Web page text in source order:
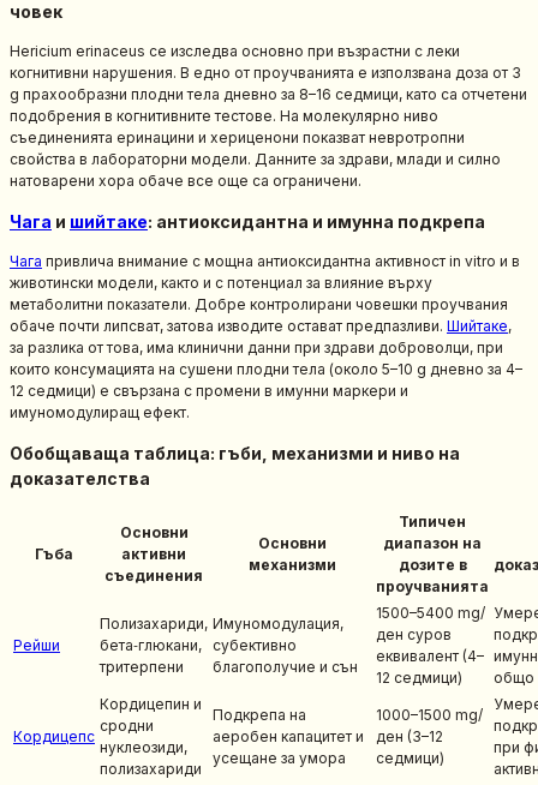
човек
Hericium erinaceus се изследва основно при възрастни с леки
когнитивни нарушения. В едно от проучванията е използвана доза от 3
g прахообразни плодни тела дневно за 8–16 седмици, като са отчетени
подобрения в когнитивните тестове. На молекулярно ниво
съединенията еринацини и хериценони показват невротропни
свойства в лабораторни модели. Данните за здрави, млади и силно
натоварени хора обаче все още са ограничени.
Чага и шийтаке: антиоксидантна и имунна подкрепа
Чага привлича внимание с мощна антиоксидантна активност in vitro и в
животински модели, както и с потенциал за влияние върху
метаболитни показатели. Добре контролирани човешки проучвания
обаче почти липсват, затова изводите остават предпазливи. Шийтаке,
за разлика от това, има клинични данни при здрави доброволци, при
които консумацията на сушени плодни тела (около 5–10 g дневно за 4–
12 седмици) е свързана с промени в имунни маркери и
имуномодулиращ ефект.
Обобщаваща таблица: гъби, механизми и ниво на
доказателства
Гъба
Основни
активни
съединения
Основни
механизми
Типичен
диапазон на
дозите в
проучванията
Рейши
Полизахариди,
бета‑глюкани,
тритерпени
Имуномодулация,
субективно
благополучие и сън
1500–5400 mg/
ден суров
еквивалент (4–
12 седмици)
общо
Кордицепс
Кордицепин и
сродни
нуклеозиди,
полизахариди
Подкрепа на
аеробен капацитет и
усещане за умора
1000–1500 mg/
ден (3–12
седмици)
при